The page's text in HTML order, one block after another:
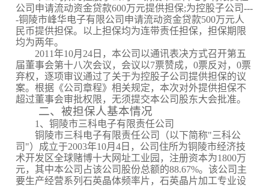
公司申请流动资金贷款600万元提供担保;为控股子公司---
-铜陵市峰华电子有限公司申请流动资金贷款500万元人
民币提供担保。以上担保均为连带责任担保，担保期限
均为两年。
2011年10月 24 日 ，本公司以通讯表决方式召开第五
届董事会第十八次会议，会议以7票赞成，0票反对，0票
弃权，逐项审议通过了关于为控股子公司提供担保的议
案。根据《公司章程》相关规定，本次对外提供担保不
超过董事会审批权限，无须提交本公司股东大会批准。
二、被担保人基本情况
1 、铜陵市三科电子有限责任公司
铜陵市三科电子有限责任公司（以下简称"三科公
司"）成立于2003年10月4 日，公司住所为铜陵市经济技
术开发区全球赌博十大网址工业园，注册资本为1800万
元，其中本公司占该公司股份总额的88.67%。该公司主
要生产经营系列石英晶体频率片，石英晶片加工专业设